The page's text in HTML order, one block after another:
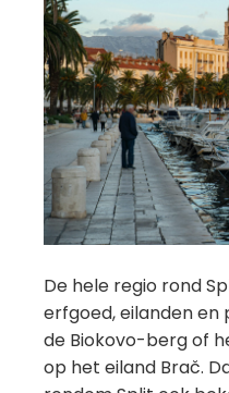
De hele regio rond
erfgoed, eilanden en
de Biokovo-berg of
op het eiland Brač.